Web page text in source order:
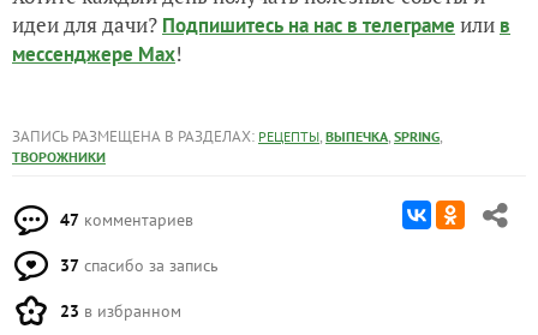
идеи для дачи? Подпишитесь на нас в телеграме или в
мессенджере Max!
ЗАПИСЬ РАЗМЕЩЕНА В РАЗДЕЛАХ: РЕЦЕПТЫ, ВЫПЕЧКА, SPRING,
ТВОРОЖНИКИ
47 комментариев
37 спасибо за запись
23 в избранном